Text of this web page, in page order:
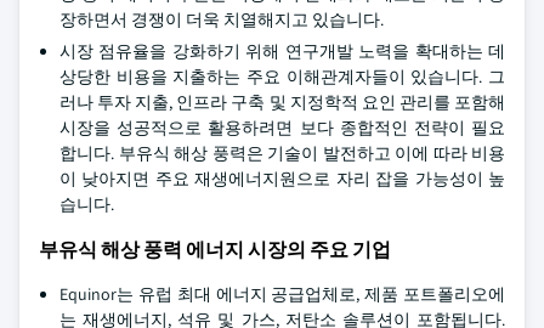
장하면서 경쟁이 더욱 치열해지고 있습니다.
시장 점유율을 강화하기 위해 연구개발 노력을 확대하는 데
상당한 비용을 지출하는 주요 이해관계자들이 있습니다. 그
러나 투자 지출, 인프라 구축 및 지정학적 요인 관리를 포함해
시장을 성공적으로 활용하려면 보다 종합적인 전략이 필요
합니다. 부유식 해상 풍력은 기술이 발전하고 이에 따라 비용
이 낮아지면 주요 재생에너지원으로 자리 잡을 가능성이 높
습니다.
부유식 해상 풍력 에너지 시장의 주요 기업
Equinor는 유럽 최대 에너지 공급업체로, 제품 포트폴리오에
는 재생에너지, 석유 및 가스, 저탄소 솔루션이 포함됩니다.